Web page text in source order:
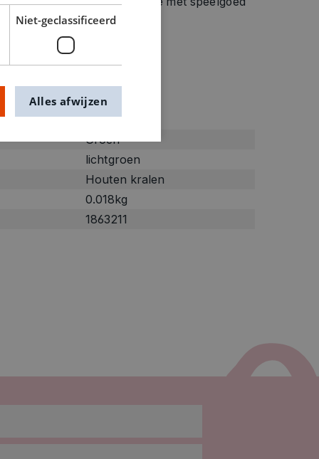
Groen
lichtgroen
Houten kralen
0.018kg
1863211
Niet-geclassificeerd
Alles afwijzen